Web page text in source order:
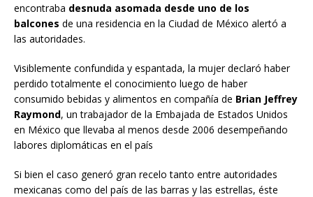
encontraba desnuda asomada desde uno de los
balcones de una residencia en la Ciudad de México alertó a
las autoridades.
Visiblemente confundida y espantada, la mujer declaró haber
perdido totalmente el conocimiento luego de haber
consumido bebidas y alimentos en compañía de Brian Jeffrey
Raymond, un trabajador de la Embajada de Estados Unidos
en México que llevaba al menos desde 2006 desempeñando
labores diplomáticas en el país
Si bien el caso generó gran recelo tanto entre autoridades
mexicanas como del país de las barras y las estrellas, éste